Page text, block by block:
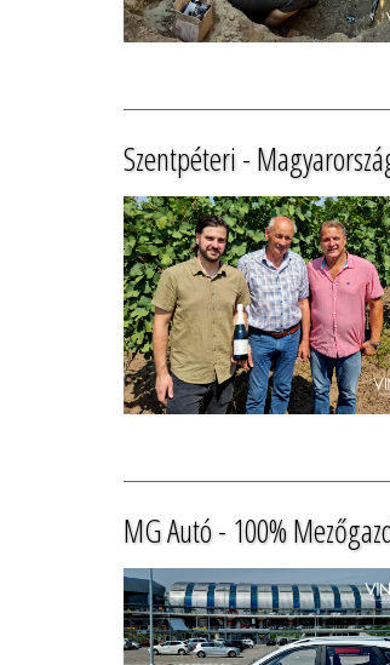
Szentpéteri -
MG Autó - 100%